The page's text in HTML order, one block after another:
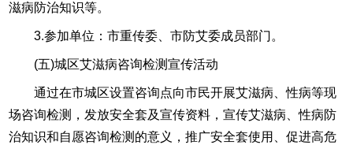
滋病防治知识等。
3.参加单位：市重传委、市防艾委成员部门。
(五)城区艾滋病咨询检测宣传活动
通过在市城区设置咨询点向市民开展艾滋病、性病等现
场咨询检测，发放安全套及宣传资料，宣传艾滋病、性病防
治知识和自愿咨询检测的意义，推广安全套使用、促进高危